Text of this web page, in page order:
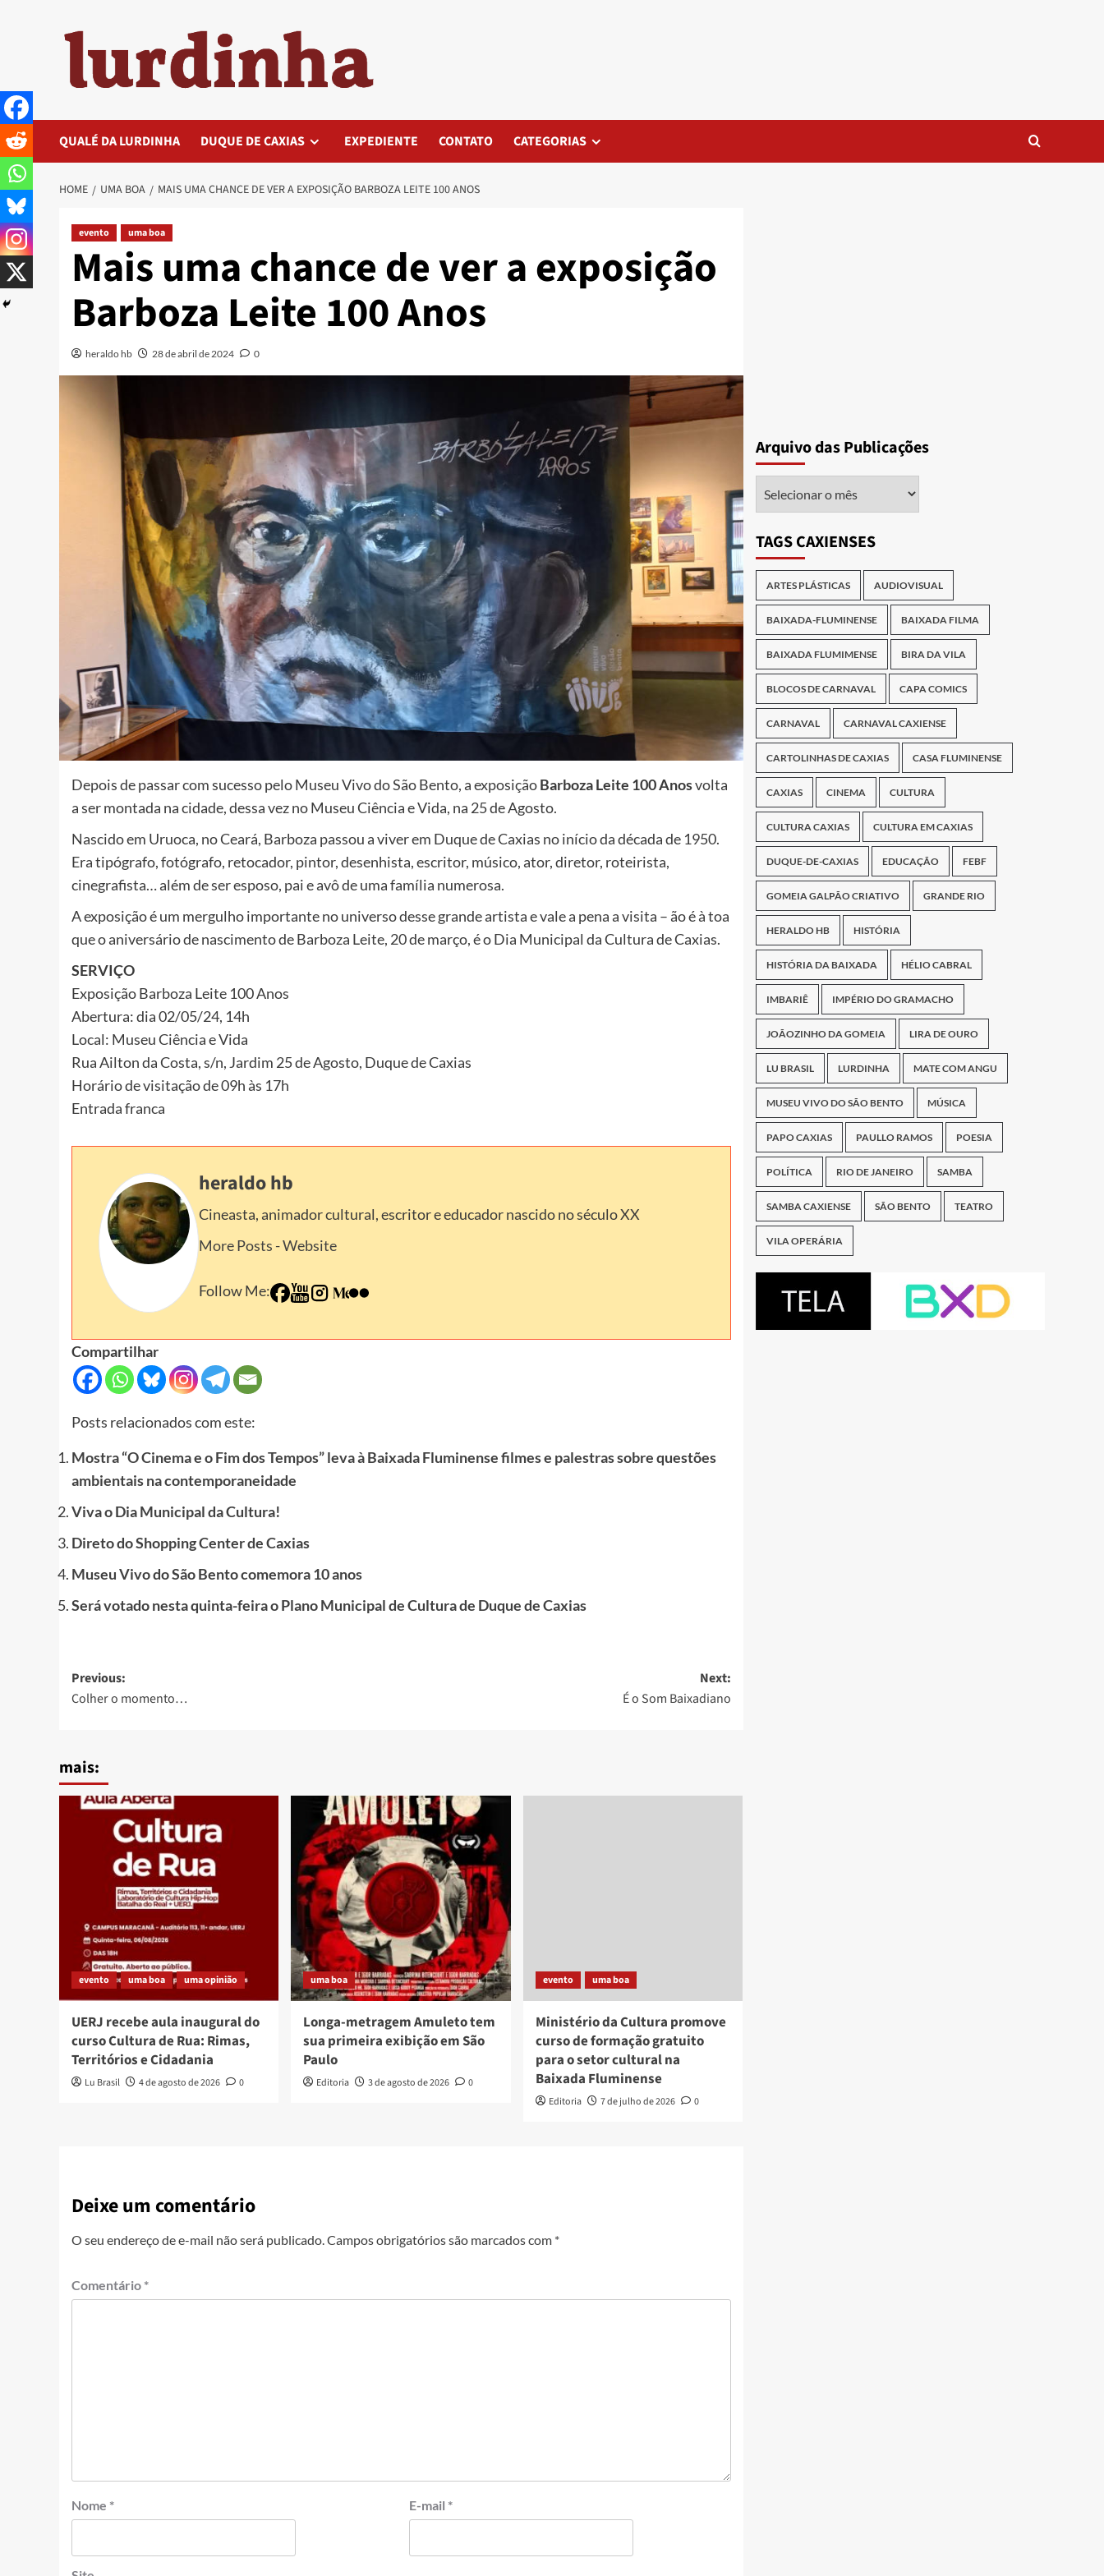
QUALÉ DA LURDINHA DUQUE DE CAXIAS EXPEDIENTE CONTATO CATEGORIAS
HOME UMA BOA MAIS UMA CHANCE DE VER A EXPOSIÇÃO BARBOZA LEITE 100 ANOS
evento uma boa
Mais uma chance de ver a exposição
Barboza Leite 100 Anos
heraldo hb 28 de abril de 2024 0
Depois de passar com sucesso pelo Museu Vivo do São Bento, a exposiçãoBarboza Leite 100 Anosvolta
a ser montada na cidade, dessa vez no Museu Ciência e Vida, na 25 de Agosto.
Nascido em Uruoca, no Ceará, Barboza passou a viver em Duque de Caxias no início da década de 1950.
Era tipógrafo, fotógrafo, retocador, pintor, desenhista, escritor, músico, ator, diretor, roteirista,
cinegrafista… além de ser esposo, pai e avô de uma família numerosa.
A exposição é um mergulho importante no universo desse grande artista e vale a pena a visita – ão é à toa
que o aniversário de nascimento de Barboza Leite, 20 de março, é o Dia Municipal da Cultura de Caxias.
SERVIÇO
Exposição Barboza Leite 100 Anos
Abertura: dia 02/05/24, 14h
Local: Museu Ciência e Vida
Rua Ailton da Costa, s/n, Jardim 25 de Agosto, Duque de Caxias
Horário de visitação de 09h às 17h
Entrada franca
heraldo hb
Cineasta, animador cultural, escritor e educador nascido no século XX
More Posts -Website
Follow Me:
Compartilhar
Posts relacionados com este:
Mostra “O Cinema e o Fim dos Tempos” leva à Baixada Fluminense filmes e palestras sobre questões
ambientais na contemporaneidade
Viva o Dia Municipal da Cultura!
Direto do Shopping Center de Caxias
Museu Vivo do São Bento comemora 10 anos
Será votado nesta quinta-feira o Plano Municipal de Cultura de Duque de Caxias
Post
navigation
Previous:
Colher o momento…
Next:
É o Som Baixadiano
mais:
evento uma boa uma opinião
UERJ recebe aula inaugural do
curso Cultura de Rua: Rimas,
Territórios e Cidadania
Lu Brasil 4 de agosto de 2026 0
uma boa
Longa-metragem Amuleto tem
sua primeira exibição em São
Paulo
Editoria 3 de agosto de 2026 0
evento uma boa
Ministério da Cultura promove
curso de formação gratuito
para o setor cultural na
Baixada Fluminense
Editoria 7 de julho de 2026 0
Deixe um comentário
O seu endereço de e-mail não será publicado. Campos obrigatórios são marcados com *
Comentário *
Nome * E-mail *
Arquivo das Publicações
TAGS CAXIENSES
ARTES PLÁSTICAS AUDIOVISUAL
BAIXADA-FLUMINENSE BAIXADA FILMA
BAIXADA FLUMIMENSE BIRA DA VILA
BLOCOS DE CARNAVAL CAPA COMICS
CARNAVAL CARNAVAL CAXIENSE
CARTOLINHAS DE CAXIAS CASA FLUMINENSE
CAXIAS CINEMA CULTURA
CULTURA CAXIAS CULTURA EM CAXIAS
DUQUE-DE-CAXIAS EDUCAÇÃO FEBF
GOMEIA GALPÃO CRIATIVO GRANDE RIO
HERALDO HB HISTÓRIA
HISTÓRIA DA BAIXADA HÉLIO CABRAL
IMBARIÊ IMPÉRIO DO GRAMACHO
JOÃOZINHO DA GOMEIA LIRA DE OURO
LU BRASIL LURDINHA MATE COM ANGU
MUSEU VIVO DO SÃO BENTO MÚSICA
PAPO CAXIAS PAULLO RAMOS POESIA
POLÍTICA RIO DE JANEIRO SAMBA
SAMBA CAXIENSE SÃO BENTO TEATRO
VILA OPERÁRIA